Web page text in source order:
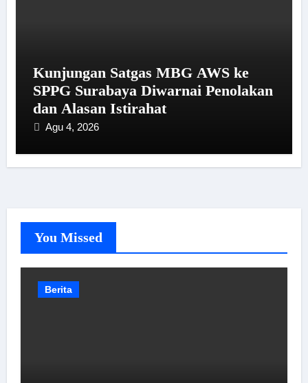
Kunjungan Satgas MBG AWS ke
SPPG Surabaya Diwarnai Penolakan
dan Alasan Istirahat
Agu 4, 2026
You Missed
Berita